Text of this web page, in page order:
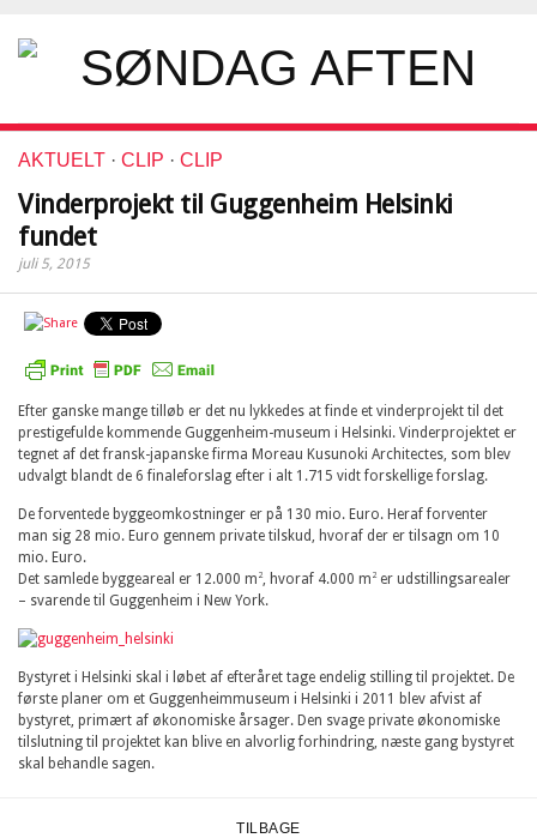
AKTUELT · CLIP · CLIP
Vinderprojekt til Guggenheim Helsinki
fundet
juli 5, 2015
Efter ganske mange tilløb er det nu lykkedes at finde et vinderprojekt til det
prestigefulde kommende Guggenheim-museum i Helsinki. Vinderprojektet er
tegnet af det fransk-japanske firma Moreau Kusunoki Architectes, som blev
udvalgt blandt de 6 finaleforslag efter i alt 1.715 vidt forskellige forslag.
De forventede byggeomkostninger er på 130 mio. Euro. Heraf forventer
man sig 28 mio. Euro gennem private tilskud, hvoraf der er tilsagn om 10
mio. Euro.
Det samlede byggeareal er 12.000 m 2 , hvoraf 4.000 m 2 er udstillingsarealer
– svarende til Guggenheim i New York.
Bystyret i Helsinki skal i løbet af efteråret tage endelig stilling til projektet. De
første planer om et Guggenheimmuseum i Helsinki i 2011 blev afvist af
bystyret, primært af økonomiske årsager. Den svage private økonomiske
tilslutning til projektet kan blive en alvorlig forhindring, næste gang bystyret
skal behandle sagen.
TILBAGE